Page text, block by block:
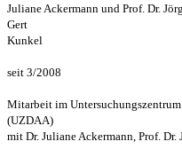
Juliane Ackermann und Prof. Dr.
Gert
Kunkel
seit 3/2008
Mitarbeit im
(UZDAA)
mit Dr. Juliane Ackermann, Prof.